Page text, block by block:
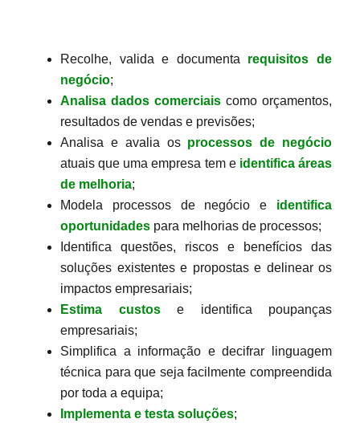
Recolhe, valida e documenta requisitos de
negócio;
Analisa dados comerciais como orçamentos,
resultados de vendas e previsões;
Analisa e avalia os processos de negócio
atuais que uma empresa tem e identifica áreas
de melhoria;
Modela processos de negócio e identifica
oportunidades para melhorias de processos;
Identifica questões, riscos e benefícios das
soluções existentes e propostas e delinear os
impactos empresariais;
Estima custose identifica poupanças
empresariais;
Simplifica a informação e decifrar linguagem
técnica para que seja facilmente compreendida
por toda a equipa;
Implementa e testa soluções;